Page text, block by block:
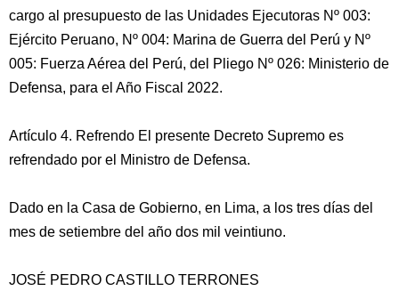
cargo al presupuesto de las Unidades Ejecutoras Nº 003:
Ejército Peruano, Nº 004: Marina de Guerra del Perú y Nº
005: Fuerza Aérea del Perú, del Pliego Nº 026: Ministerio de
Defensa, para el Año Fiscal 2022.
Artículo 4. Refrendo El presente Decreto Supremo es
refrendado por el Ministro de Defensa.
Dado en la Casa de Gobierno, en Lima, a los tres días del
mes de setiembre del año dos mil veintiuno.
JOSÉ PEDRO CASTILLO TERRONES